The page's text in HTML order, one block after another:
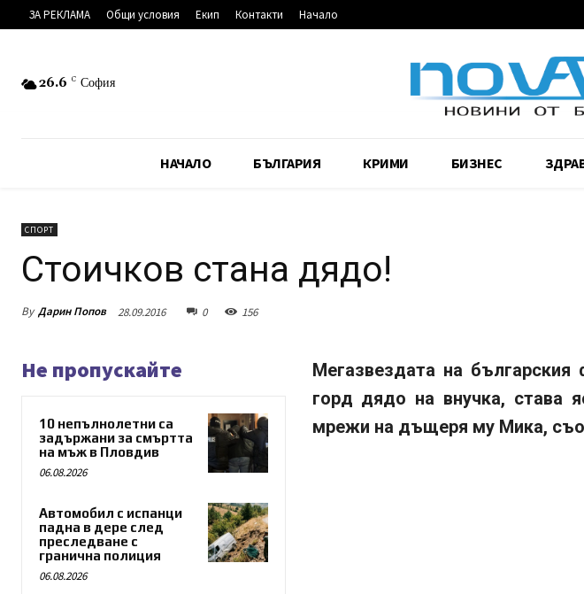
ЗА РЕКЛАМА Общи условия Екип Контакти Начало
26.6 C София
НАЧАЛО БЪЛГАРИЯ КРИМИ БИЗНЕС
СПОРТ
Стоичков стана дядо!
By Дарин Попов 28.09.2016 0 156
Не пропускайте
10 непълнолетни са
задържани за смъртта
на мъж в Пловдив
06.08.2026
Автомобил с испанци
падна в дере след
преследване с
гранична полиция
06.08.2026
Мегазвездата на
горд дядо на внучка, става
мрежи на дъщеря му Мика,